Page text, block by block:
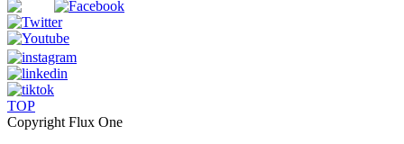
TOP
Copyright Flux One